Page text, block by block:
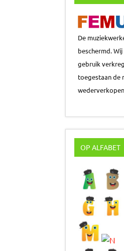
De
beschermd.
gebruik
toegestaan de
OP ALFABET